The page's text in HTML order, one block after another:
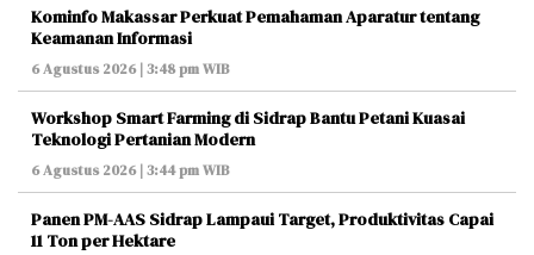
Kominfo Makassar Perkuat Pemahaman Aparatur tentang
Keamanan Informasi
6 Agustus 2026 | 3:48 pm WIB
Workshop Smart Farming di Sidrap Bantu Petani Kuasai
Teknologi Pertanian Modern
6 Agustus 2026 | 3:44 pm WIB
Panen PM-AAS Sidrap Lampaui Target, Produktivitas Capai
11 Ton per Hektare